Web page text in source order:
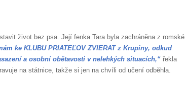
život bez psa. Její fenka Tara byla zachráněna z romské
ke KLUBU PRIATEĽOV ZVIERAT z Krupiny, odkud
a osobní obětavosti v nelehkých situacích,“ řekla
na státnice, takže si jen na chvíli od učení odběhla.